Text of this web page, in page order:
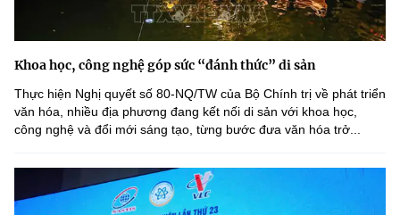
Khoa học, công nghệ góp sức “đánh thức” di sản
Thực hiện Nghị quyết số 80-NQ/TW của Bộ Chính trị về phát triển
văn hóa, nhiều địa phương đang kết nối di sản với khoa học,
công nghệ và đổi mới sáng tạo, từng bước đưa văn hóa trở...